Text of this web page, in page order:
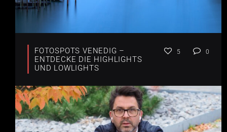
FOTOSPOTS VENEDIG –
ENTDECKE DIE HIGHLIGHTS
UND LOWLIGHTS
5 0